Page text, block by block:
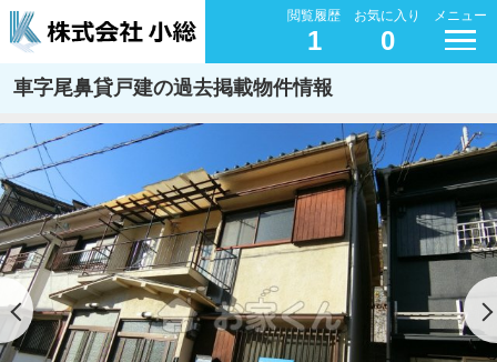
閲覧履歴
1
お気に入り
0
メニュー
車字尾鼻貸戸建の過去掲載物件情報